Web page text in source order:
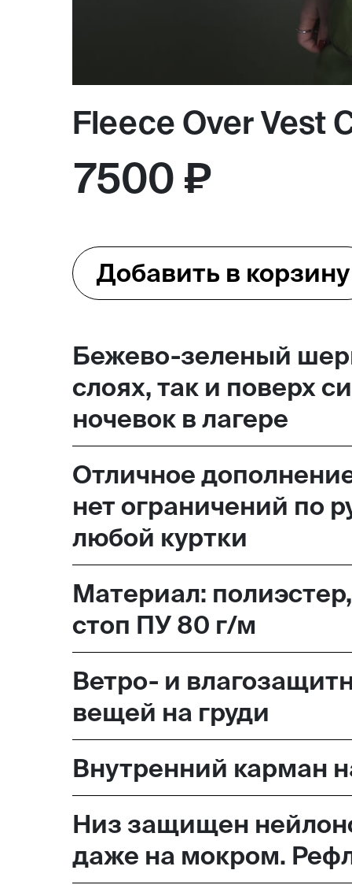
ГалереяОтзывыFAQ
info@powerofterritory.ru
Большая Новодмитровская,
вход 10, 3 этаж, КП «Дизайн
Fleece Over Vest
7500 ₽
Добавить в корзину
Бежево-зеленый
слоях, так и поверх
ночевок в лагере
Отличное
нет ограничений по
любой куртки
Материал:
стоп ПУ 80 г/м
Ветро- и
вещей на груди
Внутренний карман
Низ защищен
даже на мокром.